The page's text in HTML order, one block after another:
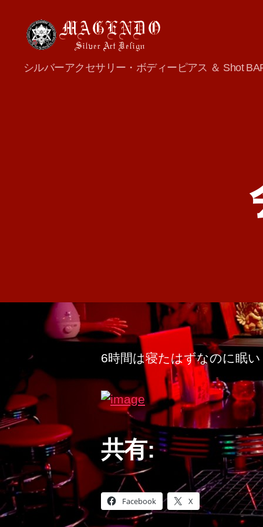
MAGENDO
JAPAN
シルバーアクセサリー・ボディーピアス ＆ Shot
6時間は寝たはずなのに眠い
共有:
Facebook X